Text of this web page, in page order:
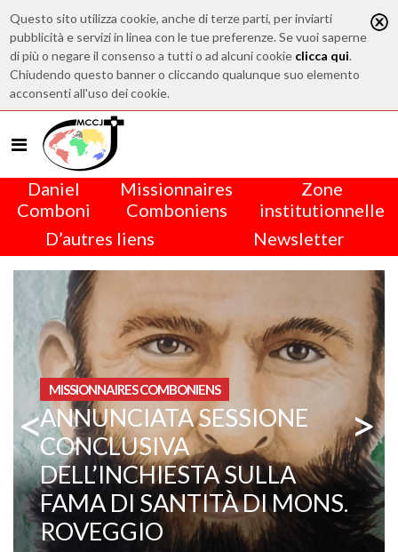
Questo sito utilizza cookie, anche di terze parti, per inviarti
pubblicità e servizi in linea con le tue preferenze. Se vuoi saperne
di più o negare il consenso a tutti o ad alcuni cookie clicca qui.
Chiudendo questo banner o cliccando qualunque suo elemento
acconsenti all'uso dei cookie.
Daniel
Comboni
Missionnaires
Comboniens
Zone
institutionnelle
D’autres liens
Newsletter
< MISSIONNAIRES COMBONIENS
PADRE EZECHIELE RAMIN,
TESTIMONIANZA VIVA DI
VOCAZIONE E MISSIONE
>